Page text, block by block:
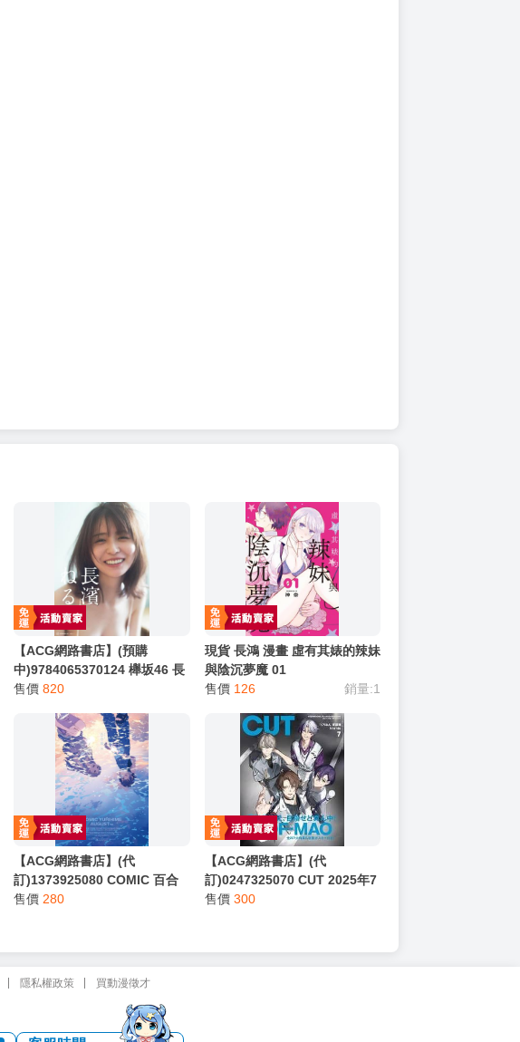
【ACG網路書店】(預購
中)9784065370124 櫸坂46 長
濱禰留 長濱ねる 2nd 寫真集
售價 820
現貨 長鴻 漫畫 虛有其婊的辣妹
與陰沉夢魔 01
售價 126 銷量:1
【ACG網路書店】(代
訂)1373925080 COMIC 百合
姬 2025年8月號 封面:へちま
售價 280
【ACG網路書店】(代
訂)0247325070 CUT 2025年7
月號 封面:彩虹社 にじさんじ
售價 300
隱私權政策 買動漫徵才